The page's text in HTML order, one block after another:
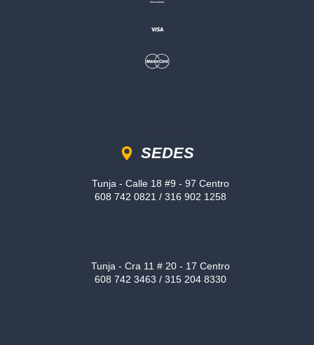
SEDES
Tunja - Calle 18 #9 - 97 Centro
608 742 0821 / 316 902 1258
Tunja - Cra 11 # 20 - 17 Centro
608 742 3463 / 315 204 8330